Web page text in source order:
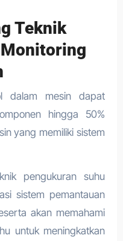
Teknik
dalam mesin dapat
hingga 50%
yang memiliki sistem
pengukuran suhu
sistem pemantauan
akan memahami
untuk meningkatkan